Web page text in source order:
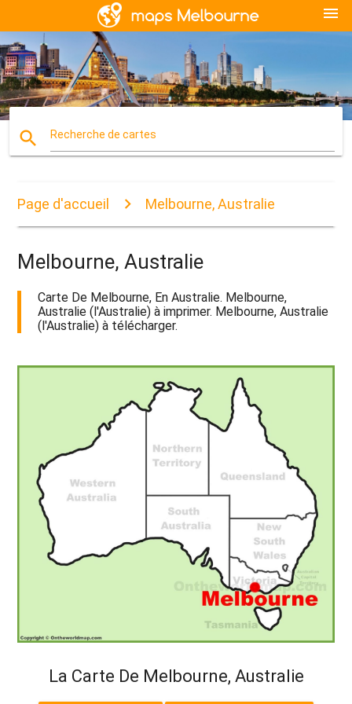
menu
search Recherche de cartes
Page d'accueil Melbourne, Australie
Melbourne, Australie
Carte De Melbourne, En Australie. Melbourne,
Australie (l'Australie) à imprimer. Melbourne, Australie
(l'Australie) à télécharger.
La Carte De Melbourne, Australie